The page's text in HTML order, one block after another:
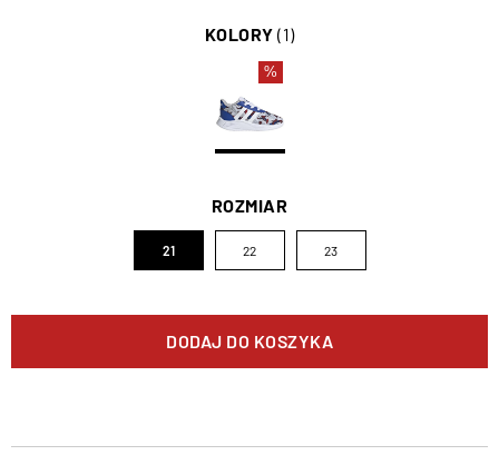
KOLORY (1)
%
ROZMIAR
21 22 23
DODAJ DO KOSZYKA